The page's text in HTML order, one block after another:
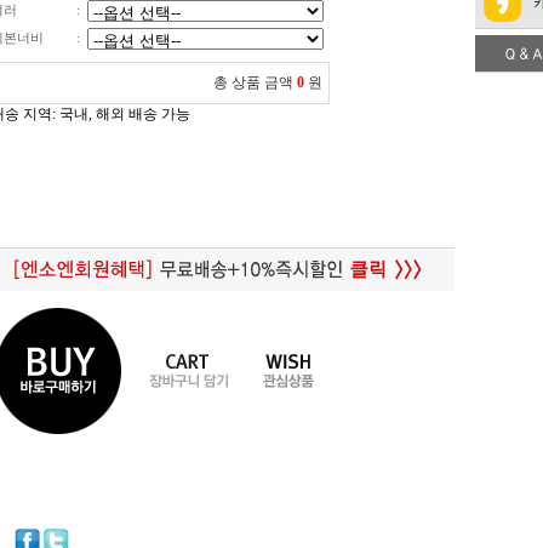
러
:
본너비
:
총 상품 금액 0 원
송 지역 : 국내, 해외 배송 가능